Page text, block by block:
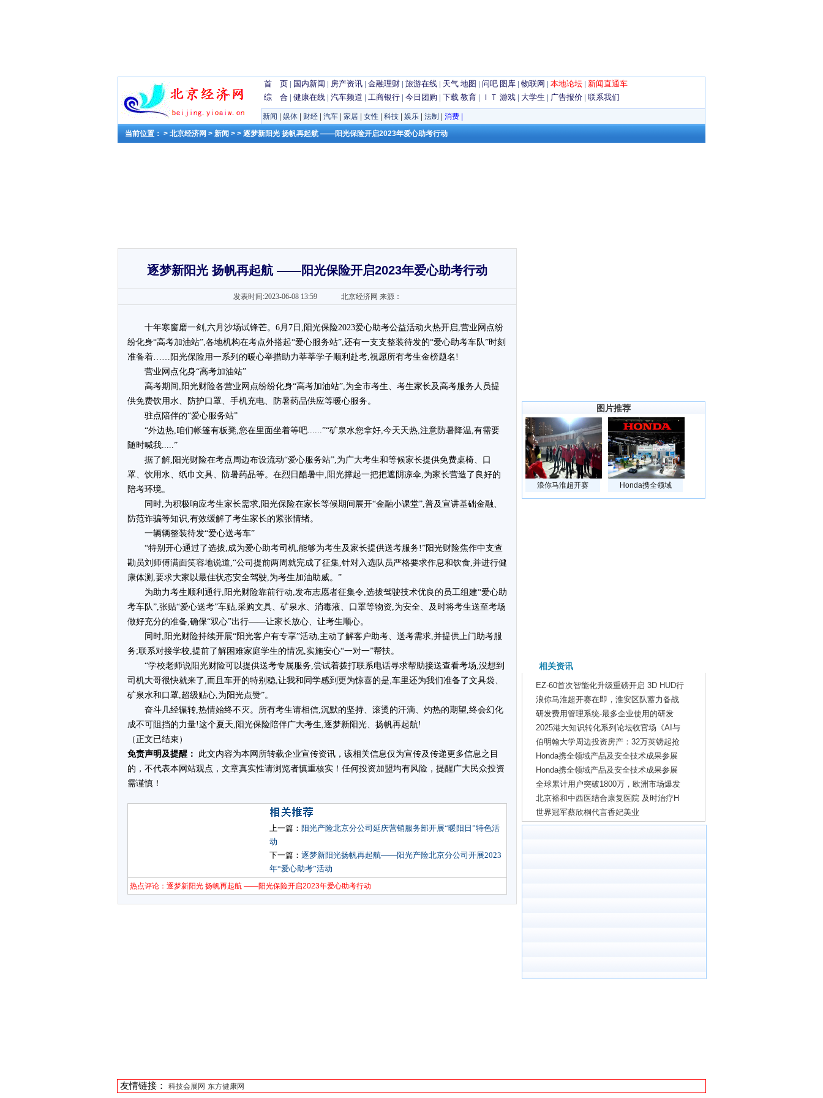
首 页 | 国内新闻 | 房产资讯 | 金融理财 | 旅游在线 | 天气 地图 | 问吧 图库 | 物联网 | 本地论坛 | 新闻直通车
综 合 | 健康在线 | 汽车频道 | 工商银行 | 今日团购 | 下载 教育 | ＩＴ 游戏 | 大学生 | 广告报价 | 联系我们
新闻 娱体 财经 汽车 家居 女性 科技 娱乐 法制 消费
当前位置： > 北京经济网 > 新闻 > > 逐梦新阳光 扬帆再起航 ——阳光保险开启2023年爱心助考行动
逐梦新阳光 扬帆再起航 ——阳光保险开启2023年爱心助考行动
发表时间:2023-06-08 13:59 北京经济网 来源：
十年寒窗磨一剑,六月沙场试锋芒。6月7日,阳光保险2023爱心助考公益活动火热开启,营业网点纷
纷化身“高考加油站”,各地机构在考点外搭起“爱心服务站”,还有一支支整装待发的“爱心助考车队”时刻
准备着……阳光保险用一系列的暖心举措助力莘莘学子顺利赴考,祝愿所有考生金榜题名!
营业网点化身“高考加油站”
高考期间,阳光财险各营业网点纷纷化身“高考加油站”,为全市考生、考生家长及高考服务人员提
供免费饮用水、防护口罩、手机充电、防暑药品供应等暖心服务。
驻点陪伴的“爱心服务站”
“外边热,咱们帐篷有板凳,您在里面坐着等吧......”“矿泉水您拿好,今天天热,注意防暑降温,有需要
随时喊我.....”
据了解,阳光财险在考点周边布设流动“爱心服务站”,为广大考生和等候家长提供免费桌椅、口
罩、饮用水、纸巾文具、防暑药品等。在烈日酷暑中,阳光撑起一把把遮阴凉伞,为家长营造了良好的
陪考环境。
同时,为积极响应考生家长需求,阳光保险在家长等候期间展开“金融小课堂”,普及宣讲基础金融、
防范诈骗等知识,有效缓解了考生家长的紧张情绪。
一辆辆整装待发“爱心送考车”
“特别开心通过了选拔,成为爱心助考司机,能够为考生及家长提供送考服务!”阳光财险焦作中支查
勘员刘师傅满面笑容地说道,“公司提前两周就完成了征集,针对入选队员严格要求作息和饮食,并进行健
康体测,要求大家以最佳状态安全驾驶,为考生加油助威。”
为助力考生顺利通行,阳光财险靠前行动,发布志愿者征集令,选拔驾驶技术优良的员工组建“爱心助
考车队”,张贴“爱心送考”车贴,采购文具、矿泉水、消毒液、口罩等物资,为安全、及时将考生送至考场
做好充分的准备,确保“双心”出行——让家长放心、让考生顺心。
同时,阳光财险持续开展“阳光客户有专享”活动,主动了解客户助考、送考需求,并提供上门助考服
务;联系对接学校,提前了解困难家庭学生的情况,实施安心“一对一”帮扶。
“学校老师说阳光财险可以提供送考专属服务,尝试着拨打联系电话寻求帮助接送查看考场,没想到
司机大哥很快就来了,而且车开的特别稳,让我和同学感到更为惊喜的是,车里还为我们准备了文具袋、
矿泉水和口罩,超级贴心,为阳光点赞”。
奋斗几经辗转,热情始终不灭。所有考生请相信,沉默的坚持、滚烫的汗滴、灼热的期望,终会幻化
成不可阻挡的力量!这个夏天,阳光保险陪伴广大考生,逐梦新阳光、扬帆再起航!
（正文已结束）
免责声明及提醒：
此文内容为本网所转载企业宣传资讯，该相关信息仅为宣传及传递更多信息之目
的，不代表本网站观点，文章真实性请浏览者慎重核实！任何投资加盟均有风险，提醒广大民众投资
需谨慎！
上一篇： 阳光产险北京分公司延庆营销服务部开展“暖阳日”特色活
动
下一篇： 逐梦新阳光扬帆再起航——阳光产险北京分公司开展2023
年“爱心助考”活动
热点评论：逐梦新阳光 扬帆再起航 ——阳光保险开启2023年爱心助考行动
图片推荐
浪你马淮超开赛 Honda携全领域
相关资讯
EZ-60首次智能化升级重磅开启 3D HUD行
浪你马淮超开赛在即，淮安区队蓄力备战
研发费用管理系统-最多企业使用的研发
2025港大知识转化系列论坛收官场《AI与
伯明翰大学周边投资房产：32万英镑起抢
Honda携全领域产品及安全技术成果参展
Honda携全领域产品及安全技术成果参展
全球累计用户突破1800万，欧洲市场爆发
北京裕和中西医结合康复医院 及时治疗H
世界冠军蔡欣桐代言香妃美业
友情链接： 科技会展网 东方健康网